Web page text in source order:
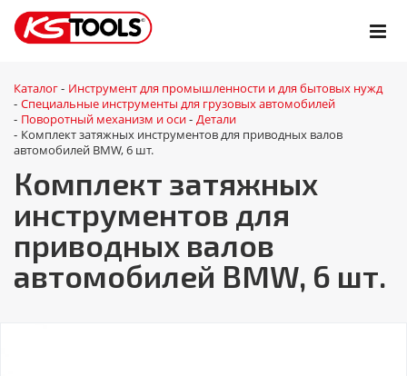
Каталог - Инструмент для промышленности и для бытовых нужд
- Специальные инструменты для грузовых автомобилей
- Поворотный механизм и оси - Детали
- Комплект затяжных инструментов для приводных валов
автомобилей BMW, 6 шт.
Комплект затяжных
инструментов для
приводных валов
автомобилей BMW, 6 шт.